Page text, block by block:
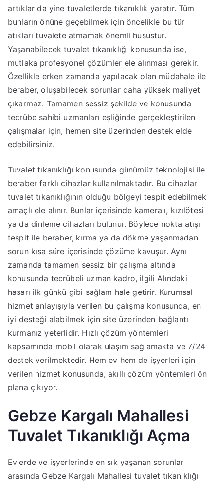
artıklar da yine tuvaletlerde tıkanıklık yaratır. Tüm
bunların önüne geçebilmek için öncelikle bu tür
atıkları tuvalete atmamak önemli husustur.
Yaşanabilecek tuvalet tıkanıklığı konusunda ise,
mutlaka profesyonel çözümler ele alınması gerekir.
Özellikle erken zamanda yapılacak olan müdahale ile
beraber, oluşabilecek sorunlar daha yüksek maliyet
çıkarmaz. Tamamen sessiz şekilde ve konusunda
tecrübe sahibi uzmanları eşliğinde gerçekleştirilen
çalışmalar için, hemen site üzerinden destek elde
edebilirsiniz.
Tuvalet tıkanıklığı konusunda günümüz teknolojisi ile
beraber farklı cihazlar kullanılmaktadır. Bu cihazlar
tuvalet tıkanıklığının olduğu bölgeyi tespit edebilmek
amaçlı ele alınır. Bunlar içerisinde kameralı, kızılötesi
ya da dinleme cihazları bulunur. Böylece nokta atışı
tespit ile beraber, kırma ya da dökme yaşanmadan
sorun kısa süre içerisinde çözüme kavuşur. Aynı
zamanda tamamen sessiz bir çalışma altında
konusunda tecrübeli uzman kadro, ilgili Alındaki
hasarı ilk günkü gibi sağlam hale getirir. Kurumsal
hizmet anlayışıyla verilen bu çalışma konusunda, en
iyi desteği alabilmek için site üzerinden bağlantı
kurmanız yeterlidir. Hızlı çözüm yöntemleri
kapsamında mobil olarak ulaşım sağlamakta ve 7/24
destek verilmektedir. Hem ev hem de işyerleri için
verilen hizmet konusunda, akıllı çözüm yöntemleri ön
plana çıkıyor.
Gebze Kargalı Mahallesi
Tuvalet Tıkanıklığı Açma
Evlerde ve işyerlerinde en sık yaşanan sorunlar
arasında Gebze Kargalı Mahallesi tuvalet tıkanıklığı